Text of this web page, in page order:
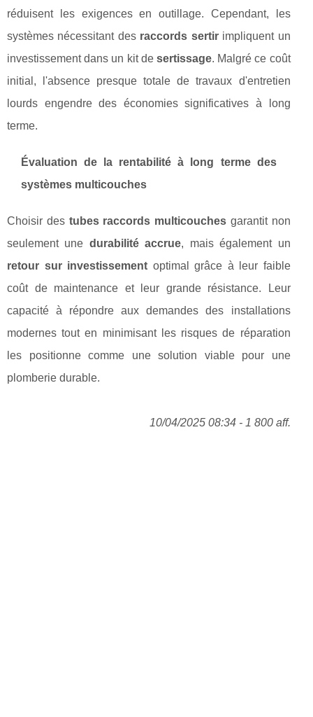
réduisent les exigences en outillage. Cependant, les
systèmes nécessitant des raccords sertirimpliquent un
investissement dans un kit de sertissage. Malgré ce coût
initial, l'absence presque totale de travaux d'entretien
lourds engendre des économies significatives à long
terme.
Évaluation de la rentabilité à long terme des
systèmes multicouches
Choisir des tubes raccords multicouches garantit non
seulement une durabilité accrue, mais également un
retour sur investissement optimal grâce à leur faible
coût de maintenance et leur grande résistance. Leur
capacité à répondre aux demandes des installations
modernes tout en minimisant les risques de réparation
les positionne comme une solution viable pour une
plomberie durable.
10/04/2025 08:34 - 1 800 aff.